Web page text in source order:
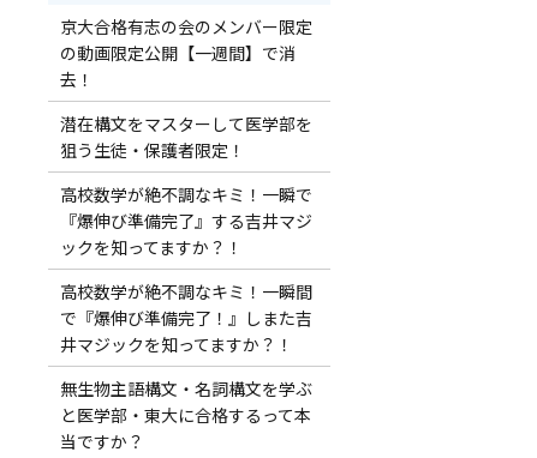
京大合格有志の会のメンバー限定
の動画限定公開【一週間】で消
去！
潜在構文をマスターして医学部を
狙う生徒・保護者限定！
高校数学が絶不調なキミ！一瞬で
『爆伸び準備完了』する吉井マジ
ックを知ってますか？！
高校数学が絶不調なキミ！一瞬間
で『爆伸び準備完了！』しまた吉
井マジックを知ってますか？！
無生物主語構文・名詞構文を学ぶ
と医学部・東大に合格するって本
当ですか？